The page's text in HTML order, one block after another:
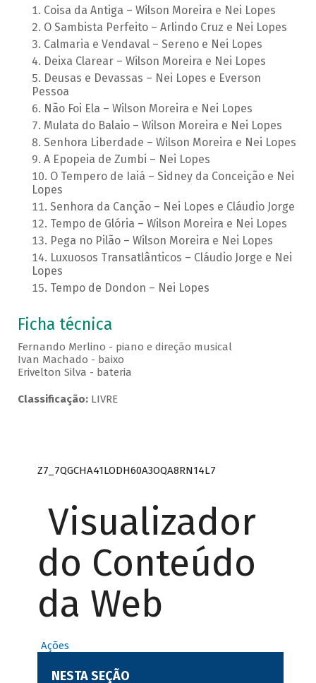
Coisa da Antiga – Wilson Moreira e Nei Lopes
O Sambista Perfeito – Arlindo Cruz e Nei Lopes
Calmaria e Vendaval – Sereno e Nei Lopes
Deixa Clarear – Wilson Moreira e Nei Lopes
Deusas e Devassas – Nei Lopes e Everson
Pessoa
Não Foi Ela – Wilson Moreira e Nei Lopes
Mulata do Balaio – Wilson Moreira e Nei Lopes
Senhora Liberdade – Wilson Moreira e Nei Lopes
A Epopeia de Zumbi – Nei Lopes
O Tempero de Iaiá – Sidney da Conceição e Nei
Lopes
Senhora da Canção – Nei Lopes e Cláudio Jorge
Tempo de Glória – Wilson Moreira e Nei Lopes
Pega no Pilão – Wilson Moreira e Nei Lopes
Luxuosos Transatlânticos – Cláudio Jorge e Nei
Lopes
Tempo de Dondon – Nei Lopes
Ficha técnica
Fernando Merlino - piano e direção musical
Ivan Machado - baixo
Erivelton Silva - bateria
Classificação:LIVRE
Z7_7QGCHA41LODH60A3OQA8RN14L7
Visualizador
do Conteúdo
da Web
Ações
NESTA SEÇÃO